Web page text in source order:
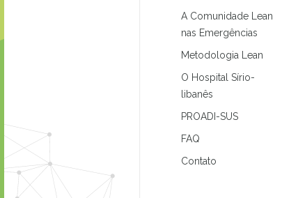
A Comunidade Lean
nas Emergências
Metodologia Lean
O Hospital Sírio-
libanês
PROADI-SUS
FAQ
Contato